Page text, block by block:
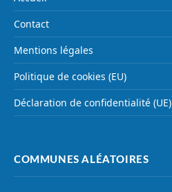
Contact
Mentions légales
Politique de cookies (EU)
Déclaration de confidentialité (UE)
COMMUNES ALÉATOIRES